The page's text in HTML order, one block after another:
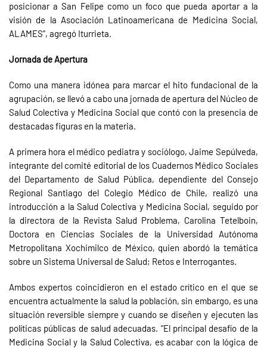
posicionar a San Felipe como un foco que pueda aportar a la
visión de la Asociación Latinoamericana de Medicina Social,
ALAMES”, agregó Iturrieta.
Jornada de Apertura
Como una manera idónea para marcar el hito fundacional de la
agrupación, se llevó a cabo una jornada de apertura del Núcleo de
Salud Colectiva y Medicina Social que contó con la presencia de
destacadas figuras en la materia.
A primera hora el médico pediatra y sociólogo, Jaime Sepúlveda,
integrante del comité editorial de los Cuadernos Médico Sociales
del Departamento de Salud Pública, dependiente del Consejo
Regional Santiago del Colegio Médico de Chile, realizó una
introducción a la Salud Colectiva y Medicina Social, seguido por
la directora de la Revista Salud Problema, Carolina Tetelboin,
Doctora en Ciencias Sociales de la Universidad Autónoma
Metropolitana Xochimilco de México, quien abordó la temática
sobre un Sistema Universal de Salud; Retos e Interrogantes.
Ambos expertos coincidieron en el estado crítico en el que se
encuentra actualmente la salud la población, sin embargo, es una
situación reversible siempre y cuando se diseñen y ejecuten las
políticas públicas de salud adecuadas. “El principal desafío de la
Medicina Social y la Salud Colectiva, es acabar con la lógica de